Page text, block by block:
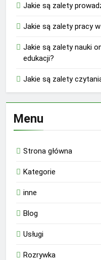
Jakie są zalety
Jakie są zalety pracy
Jakie są zalety nauki
edukacji?
Jakie są zalety
Menu
Strona główna
Kategorie
inne
Blog
Usługi
Rozrywka